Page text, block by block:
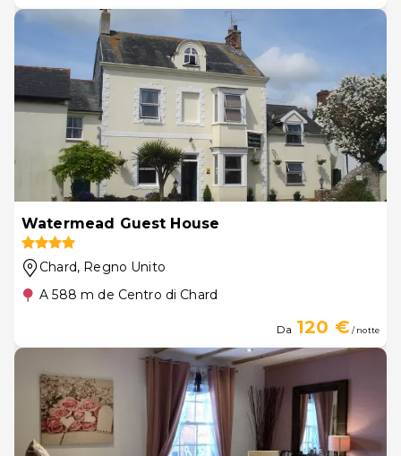
Watermead Guest House
Chard, Regno Unito
A 588 m de Centro di Chard
Da 120 €/ notte